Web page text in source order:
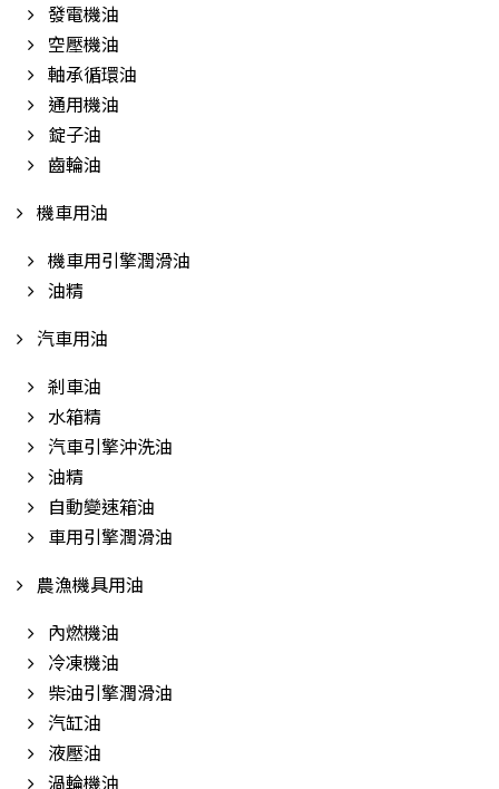
發電機油
空壓機油
軸承循環油
通用機油
錠子油
齒輪油
機車用油
機車用引擎潤滑油
油精
汽車用油
剎車油
水箱精
汽車引擎沖洗油
油精
自動變速箱油
車用引擎潤滑油
農漁機具用油
內燃機油
冷凍機油
柴油引擎潤滑油
汽缸油
液壓油
渦輪機油